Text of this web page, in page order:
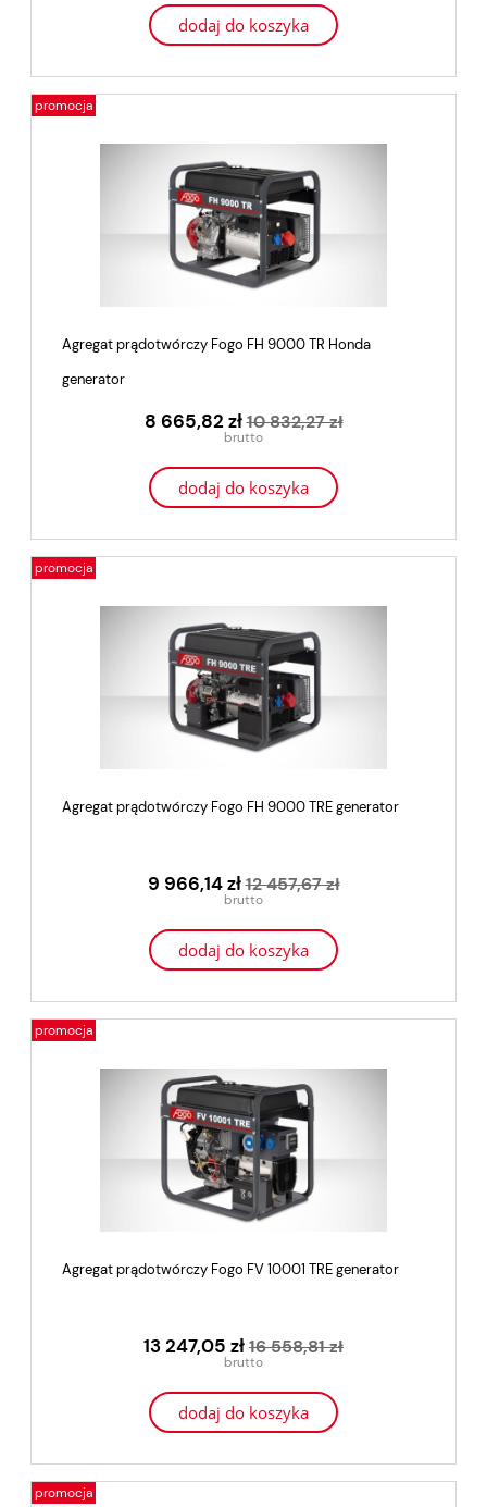
dodaj do koszyka
Agregat prądotwórczy Fogo FH 9000 TR Honda
generator
8 665,82 zł10 832,27 zł
dodaj do koszyka
promocja
Agregat prądotwórczy Fogo FH 9000 TRE generator
9 966,14 zł12 457,67 zł
dodaj do koszyka
promocja
Agregat prądotwórczy Fogo FV 10001 TRE generator
13 247,05 zł16 558,81 zł
dodaj do koszyka
promocja
promocja